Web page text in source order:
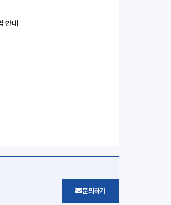
안내
문의하기